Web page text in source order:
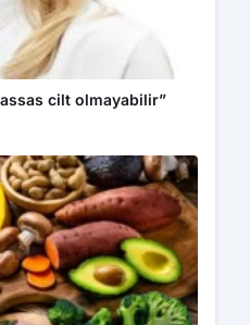
cilt olmayabilir”